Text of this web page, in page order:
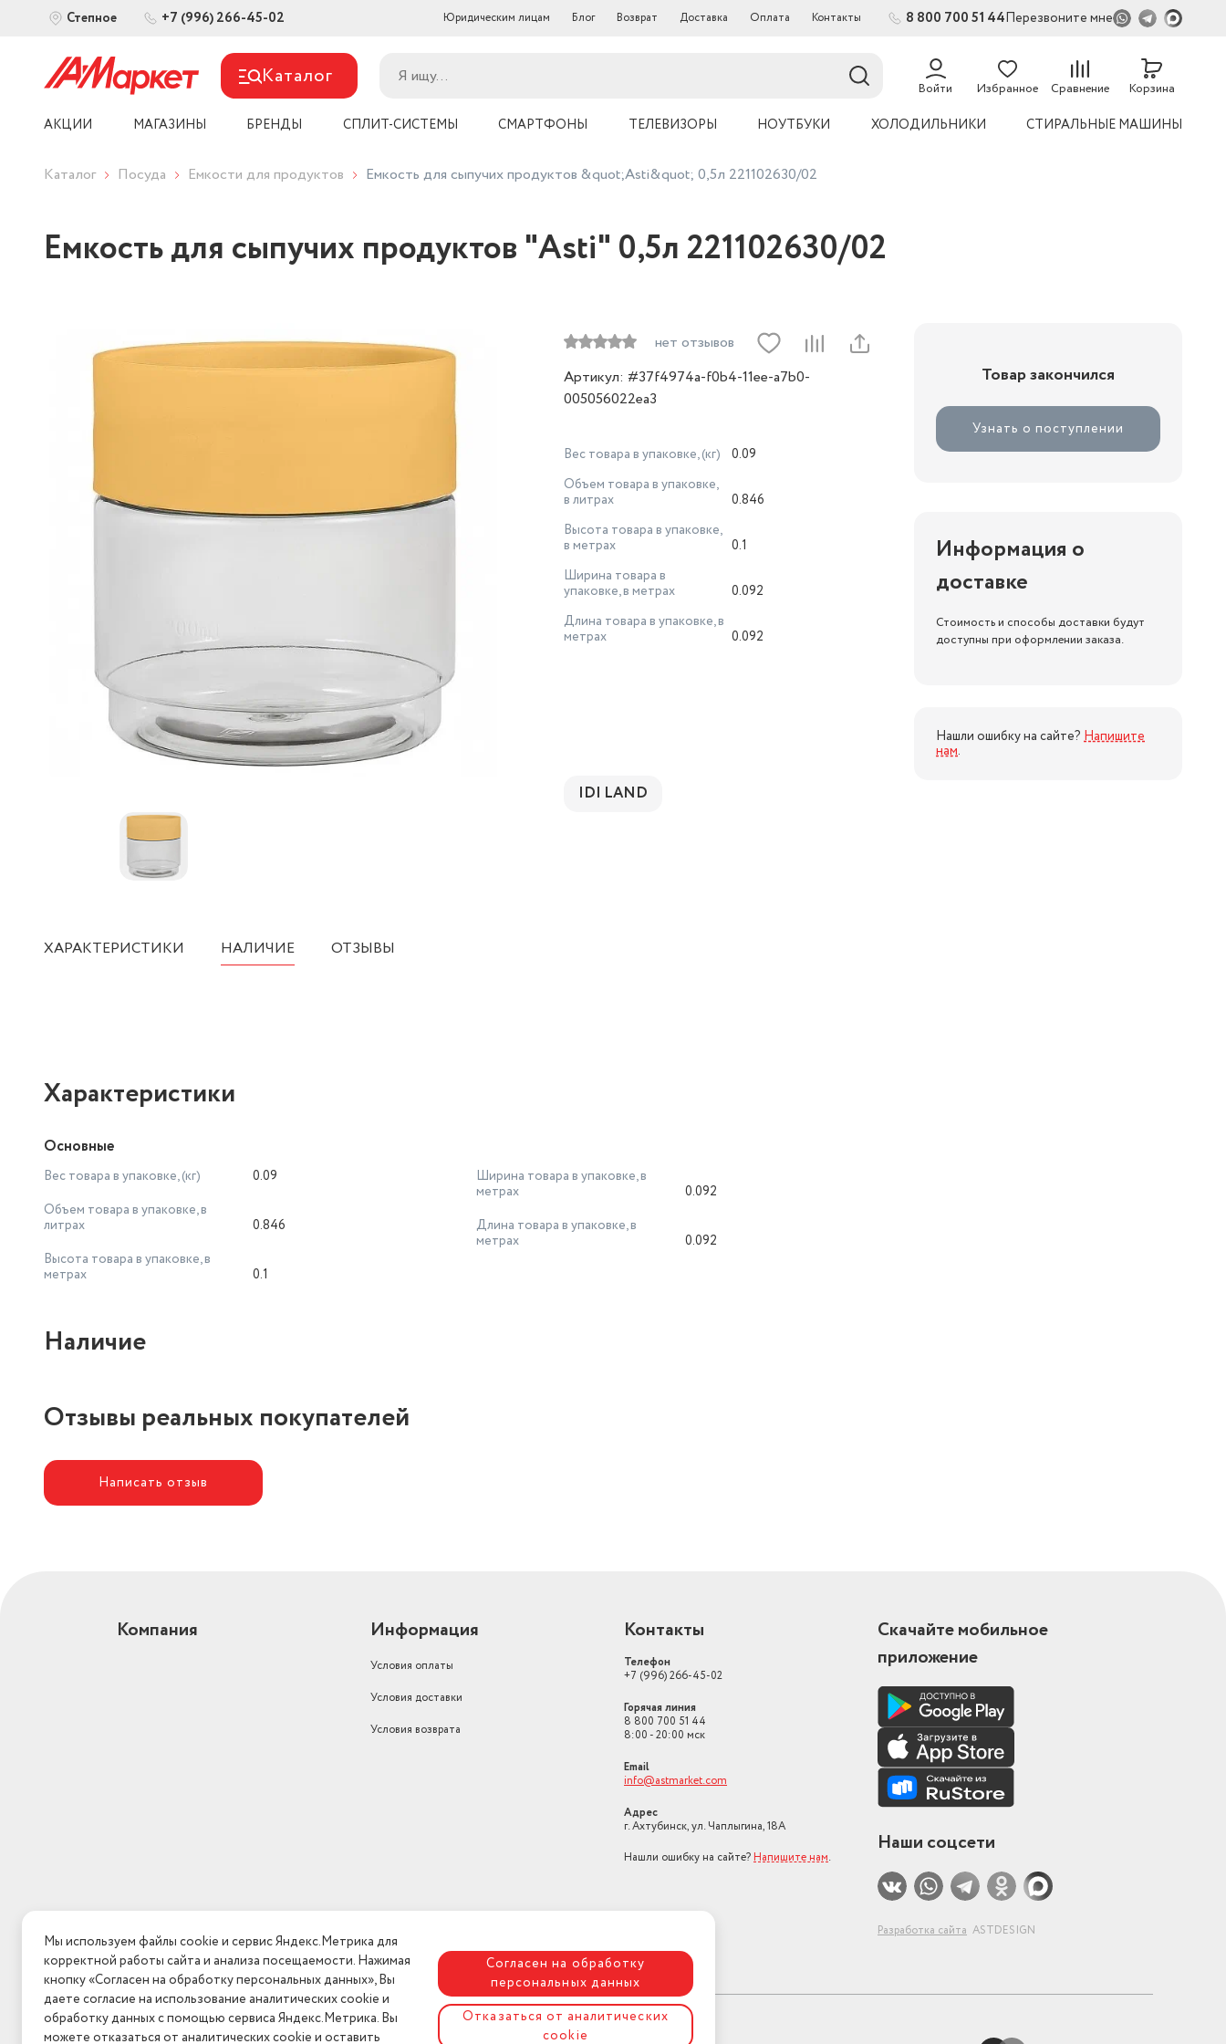
Степное +7 (996) 266-45-02 Юридическим лицам Блог Возврат Доставка Оплата Контакты 8 800 700 51 44Перезвоните мне
Каталог Войти Избранное Сравнение Корзина
АКЦИИ МАГАЗИНЫ БРЕНДЫ СПЛИТ-СИСТЕМЫ СМАРТФОНЫ ТЕЛЕВИЗОРЫ НОУТБУКИ ХОЛОДИЛЬНИКИ СТИРАЛЬНЫЕ МАШИНЫ
Каталог Посуда Емкости для продуктов Емкость для сыпучих продуктов &quot;Asti&quot; 0,5л 221102630/02
Емкость для сыпучих продуктов "Asti" 0,5л 221102630/02
нет отзывов
Артикул: #37f4974a-f0b4-11ee-a7b0-
005056022ea3
Вес товара в упаковке, (кг)
0.09
Объем товара в упаковке,
в литрах
0.846
Высота товара в упаковке,
в метрах
0.1
Ширина товара в
упаковке, в метрах
0.092
Длина товара в упаковке, в
метрах
0.092
IDI LAND
Товар закончился
Узнать о поступлении
Информация о
доставке
Стоимость и способы доставки будут
доступны при оформлении заказа.
Нашли ошибку на сайте? Напишите
нам.
ХАРАКТЕРИСТИКИ НАЛИЧИЕ ОТЗЫВЫ
Характеристики
Основные
Вес товара в упаковке, (кг)
0.09
Объем товара в упаковке, в
литрах
0.846
Высота товара в упаковке, в
метрах
0.1
Ширина товара в упаковке, в
метрах
0.092
Длина товара в упаковке, в
метрах
0.092
Наличие
Отзывы реальных покупателей
Написать отзыв
Компания Информация
Условия оплаты
Условия доставки
Условия возврата
Контакты
Телефон
+7 (996) 266-45-02
Горячая линия
8 800 700 51 44
8:00 - 20:00 мск
Email
info@astmarket.com
Адрес
г. Ахтубинск, ул. Чаплыгина, 18А
Нашли ошибку на сайте? Напишите нам.
Скачайте мобильное
приложение
Наши соцсети
Разработка сайта ASTDESIGN
Мы используем файлы cookie и сервис Яндекс.Метрика для
корректной работы сайта и анализа посещаемости. Нажимая
кнопку «Согласен на обработку персональных данных», Вы
даете согласие на использование аналитических cookie и
обработку данных с помощью сервиса Яндекс.Метрика. Вы
можете отказаться от аналитических cookie и оставить
Согласен на обработку
персональных данных
Отказаться от аналитических
cookie